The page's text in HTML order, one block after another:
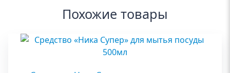
Похожие товары